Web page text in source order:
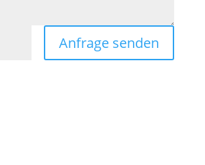
Anfrage senden